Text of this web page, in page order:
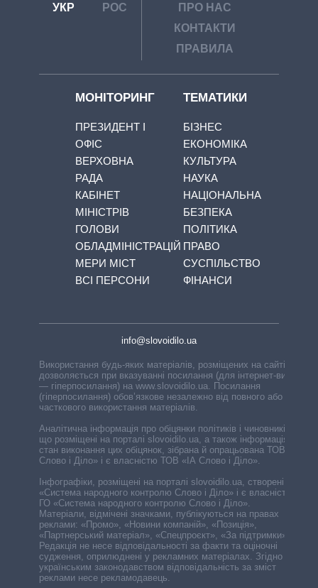
УКР РОС
ПРО НАС
КОНТАКТИ
ПРАВИЛА
МОНІТОРИНГ
ПРЕЗИДЕНТ І
ОФІС
ВЕРХОВНА
РАДА
КАБІНЕТ
МІНІСТРІВ
ГОЛОВИ
ОБЛАДМІНІСТРАЦІЙ
МЕРИ МІСТ
ВСІ ПЕРСОНИ
ТЕМАТИКИ
БІЗНЕС
ЕКОНОМІКА
КУЛЬТУРА
НАУКА
НАЦІОНАЛЬНА
БЕЗПЕКА
ПОЛІТИКА
ПРАВО
СУСПІЛЬСТВО
ФІНАНСИ
info@slovoidilo.ua
Використання будь-яких матеріалів, розміщених на сайті,
дозволяється при вказуванні посилання (для інтернет-видань
— гіперпосилання) на www.slovoidilo.ua. Посилання
(гіперпосилання) обов’язкове незалежно від повного або
часткового використання матеріалів.
Аналітична інформація про обіцянки політиків і чиновників,
що розміщені на порталі slovoidilo.ua, а також інформація про
стан виконання цих обіцянок, зібрана й опрацьована ТОВ «ІА
Слово і Діло» і є власністю ТОВ «ІА Слово і Діло».
Інфографіки, розміщені на порталі slovoidilo.ua, створені ГО
«Система народного контролю Слово і Діло» і є власністю
ГО «Система народного контролю Слово і Діло».
Матеріали, відмічені значками, публікуються на правах
реклами: «Промо», «Новини компаній», «Позиція»,
«Партнерський матеріал», «Спецпроєкт», «За підтримки».
Редакція не несе відповідальності за факти та оціночні
судження, оприлюднені у рекламних матеріалах. Згідно з
українським законодавством відповідальність за зміст
реклами несе рекламодавець.